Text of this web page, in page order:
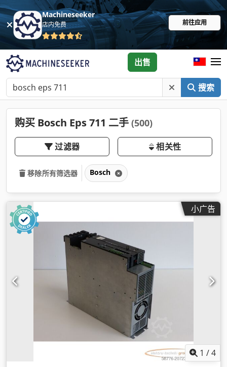
Machineseeker
店内免费 前往应用
搜索
出售
购买 Bosch Eps 711 二手 (500)
过滤器 相关性
移除所有筛选器 Bosch
小广告
1 /4